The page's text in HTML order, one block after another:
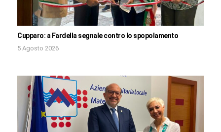
Cupparo: a Fardella segnale contro lo spopolamento
5 Agosto 2026